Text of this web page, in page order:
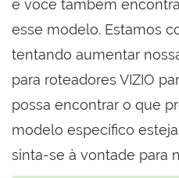
e você também
esse modelo. Estamos
tentando aumentar
para roteadores VIZIO
possa encontrar o que
modelo específico
sinta-se à vontade para